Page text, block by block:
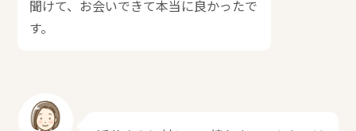
聞けて、お会いできて本当に良かったで
す。